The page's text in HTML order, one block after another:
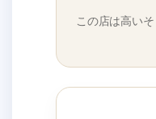
この店は高い